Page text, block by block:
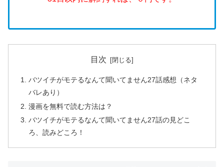
目次
バツイチがモテるなんて聞いてません27話感想（ネタ
バレあり）
漫画を無料で読む方法は？
バツイチがモテるなんて聞いてません27話の見どこ
ろ、読みどころ！